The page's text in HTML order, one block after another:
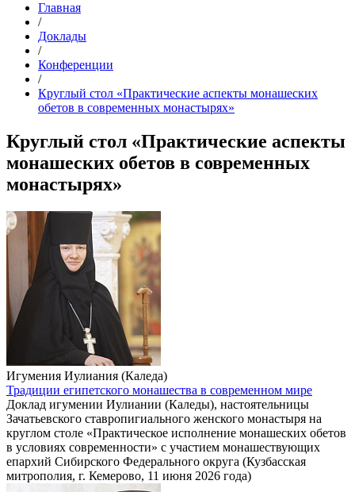
Главная
/
Доклады
/
Конференции
/
Круглый стол «Практические аспекты монашеских
обетов в современных монастырях»
Круглый стол «Практические аспекты
монашеских обетов в современных
монастырях»
Игумения Иулиания (Каледа)
Традиции египетского монашества в современном мире
Доклад игумении Иулиании (Каледы), настоятельницы
Зачатьевского ставропигиального женского монастыря на
круглом столе «Практическое исполнение монашеских обетов
в условиях современности» с участием монашествующих
епархий Сибирского Федерального округа (Кузбасская
митрополия, г. Кемерово, 11 июня 2026 года)